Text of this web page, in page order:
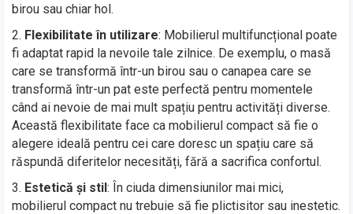
birou sau chiar hol.
Flexibilitate în utilizare: Mobilierul multifuncțional poate
fi adaptat rapid la nevoile tale zilnice. De exemplu, o masă
care se transformă într-un birou sau o canapea care se
transformă într-un pat este perfectă pentru momentele
când ai nevoie de mai mult spațiu pentru activități diverse.
Această flexibilitate face ca mobilierul compact să fie o
alegere ideală pentru cei care doresc un spațiu care să
răspundă diferitelor necesități, fără a sacrifica confortul.
Estetică și stil: În ciuda dimensiunilor mai mici,
mobilierul compact nu trebuie să fie plictisitor sau inestetic.